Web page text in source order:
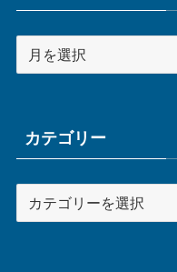
ブカテゴリー
テ